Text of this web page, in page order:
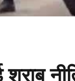
शराब